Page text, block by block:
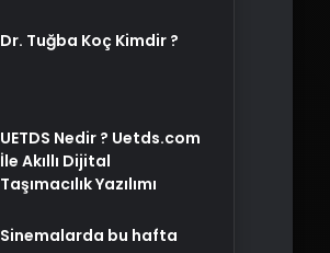
Dr. Tuğba Koç Kimdir ?
UETDS Nedir ? Uetds.com
İle Akıllı Dijital
Taşımacılık Yazılımı
Sinemalarda bu hafta